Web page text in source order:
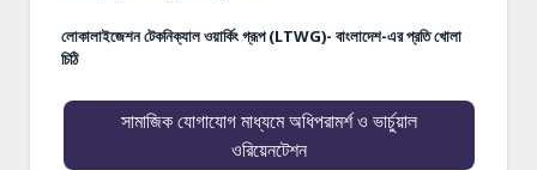
লোকালাইজেশন টেকনিক্যাল ওয়ার্কিং গ্রূপ (LTWG)- বাংলাদেশ-এর প্রতি খোলা
চিঠি
সামাজিক যোগাযোগ মাধ্যমে অধিপরামর্শ ও ভার্চুয়াল
ওরিয়েনটেশন